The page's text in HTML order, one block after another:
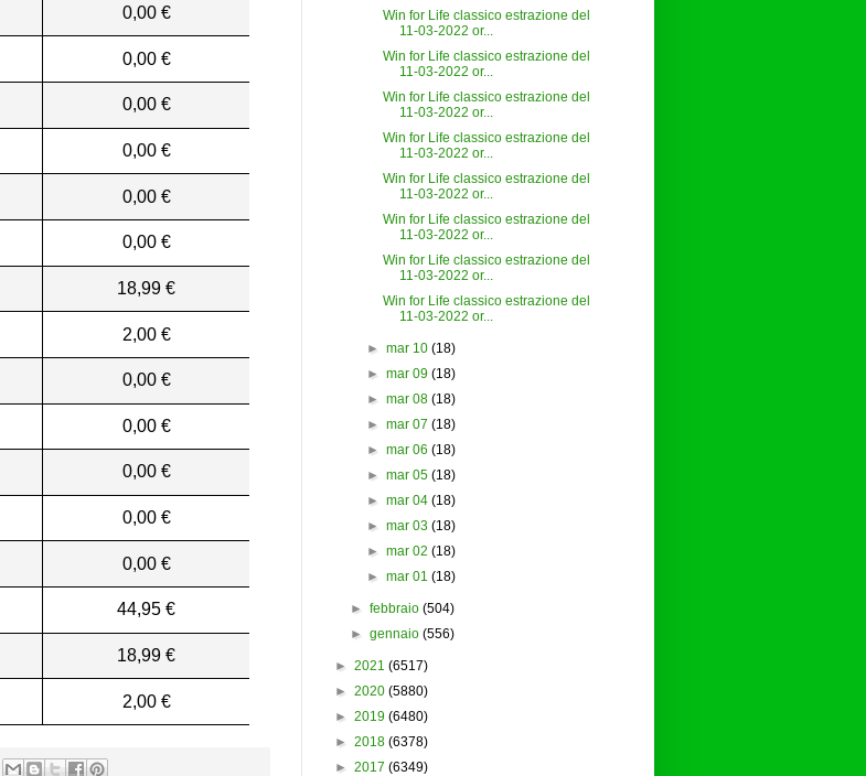
0,00 €
0,00 €
0,00 €
0,00 €
0,00 €
0,00 €
18,99 €
2,00 €
0,00 €
0,00 €
0,00 €
0,00 €
0,00 €
44,95 €
18,99 €
2,00 €
Win for Life classico estrazione del
11-03-2022 or...
Win for Life classico estrazione del
11-03-2022 or...
Win for Life classico estrazione del
11-03-2022 or...
Win for Life classico estrazione del
11-03-2022 or...
Win for Life classico estrazione del
11-03-2022 or...
Win for Life classico estrazione del
11-03-2022 or...
Win for Life classico estrazione del
11-03-2022 or...
Win for Life classico estrazione del
11-03-2022 or...
► mar 10 (18)
► mar 09 (18)
► mar 08 (18)
► mar 07 (18)
► mar 06 (18)
► mar 05 (18)
► mar 04 (18)
► mar 03 (18)
► mar 02 (18)
► mar 01 (18)
►febbraio (504)
►gennaio (556)
► 2021 (6517)
► 2020 (5880)
► 2019 (6480)
► 2018 (6378)
► 2017 (6349)